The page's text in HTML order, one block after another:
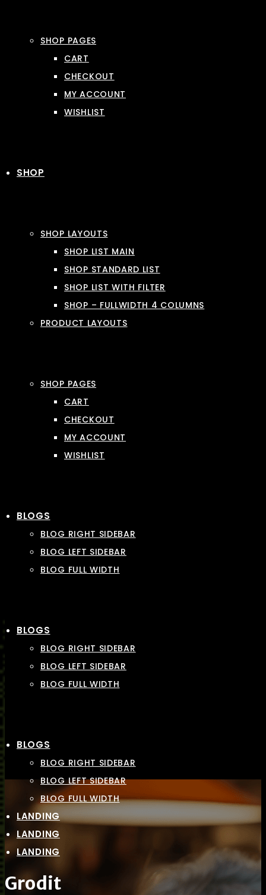
SHOP PAGES
CART
CHECKOUT
MY ACCOUNT
WISHLIST
SHOP
SHOP LAYOUTS
SHOP LIST MAIN
SHOP STANDARD LIST
SHOP LIST WITH FILTER
SHOP – FULLWIDTH 4 COLUMNS
PRODUCT LAYOUTS
SHOP PAGES
CART
CHECKOUT
MY ACCOUNT
WISHLIST
BLOGS
BLOG RIGHT SIDEBAR
BLOG LEFT SIDEBAR
BLOG FULL WIDTH
BLOGS
BLOG RIGHT SIDEBAR
BLOG LEFT SIDEBAR
BLOG FULL WIDTH
BLOGS
BLOG RIGHT SIDEBAR
BLOG LEFT SIDEBAR
BLOG FULL WIDTH
LANDING
LANDING
LANDING
Grodit